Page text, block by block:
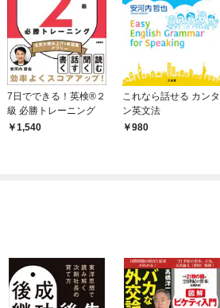
7日でできる！英検®２
級 必勝トレーニング
1,540
これなら話せる カンタ
ン英文法
980